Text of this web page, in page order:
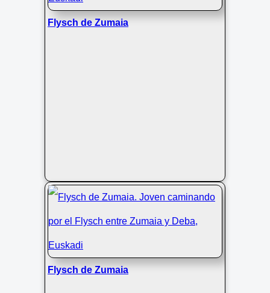
Flysch de Zumaia
Flysch de Zumaia